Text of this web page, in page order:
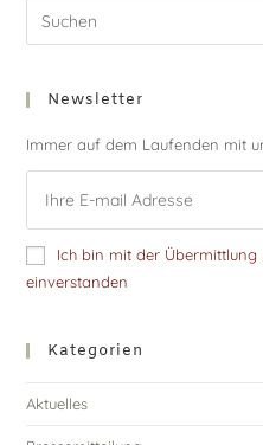
Newsletter
Immer auf dem Laufenden mit
Ich bin mit der
einverstanden
Kategorien
Aktuelles